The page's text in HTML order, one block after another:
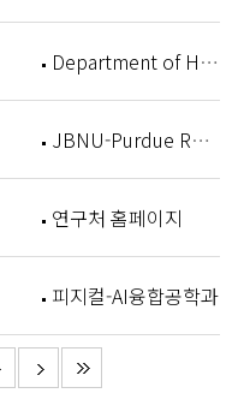
Department of History
JBNU-Purdue Research Institute (JPRI)
연구처 홈페이지
피지컬-AI융합공학과